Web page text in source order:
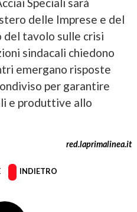
Speciali sarà
delle Imprese e del
tavolo sulle crisi
sindacali chiedono
emergano risposte
per garantire
e produttive allo
red.laprimalinea.it
INDIETRO